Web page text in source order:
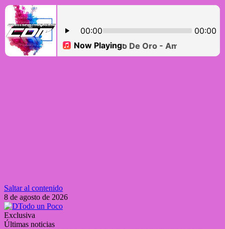
Saltar al contenido
8 de agosto de 2026
Exclusiva
Últimas noticias